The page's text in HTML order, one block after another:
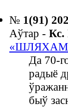
№ 1(91)
Аўтар -
«ШЛЯХАМ
Да 70-
радыё
быў